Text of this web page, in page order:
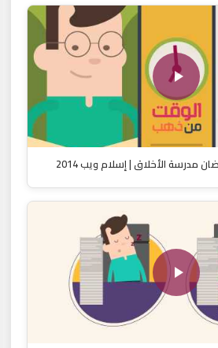
مدرسة الأخلاق | إسلام ويب 2014